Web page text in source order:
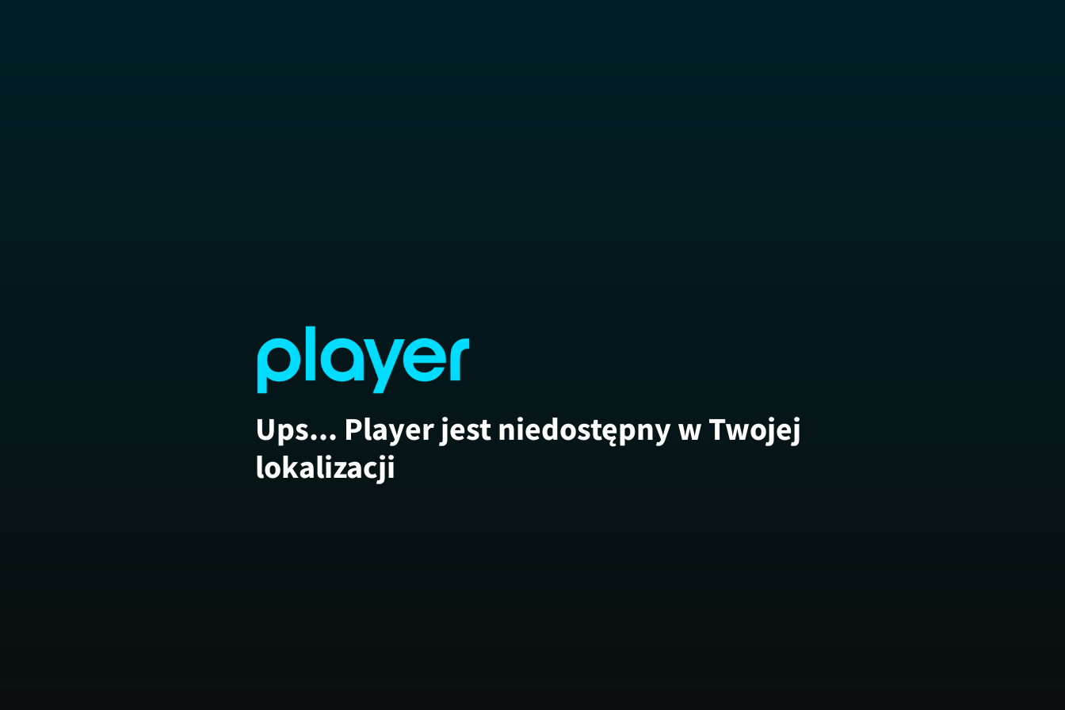
Ups... Player jest niedostępny w Twojej
lokalizacji